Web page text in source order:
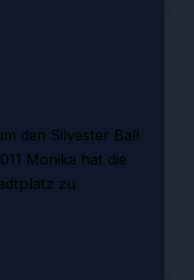
den Silvester Ball
Monika hat die
zu